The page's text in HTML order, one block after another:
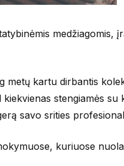
medžiagomis,
kartu dirbantis
stengiamės
savo srities
kuriuose